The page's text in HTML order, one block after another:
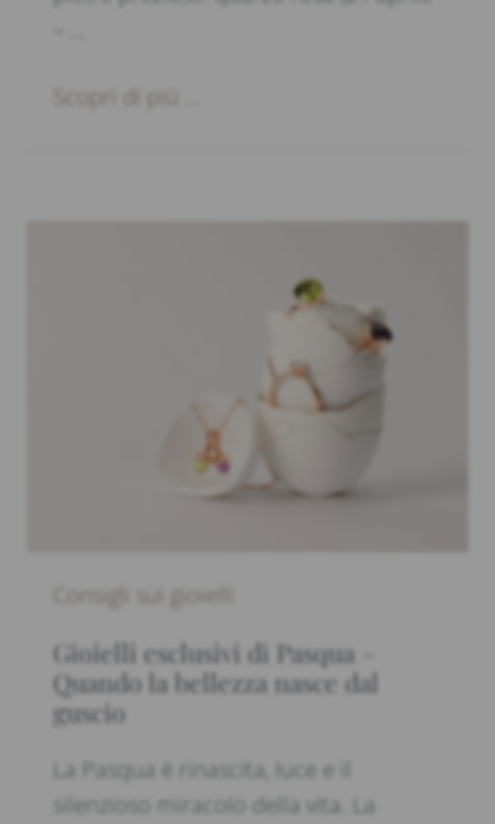
Scopri di più ...
Consigli sui gioielli
Gioielli esclusivi di Pasqua –
Quando la bellezza nasce dal
guscio
La Pasqua è rinascita, luce e il
silenzioso miracolo della vita. La